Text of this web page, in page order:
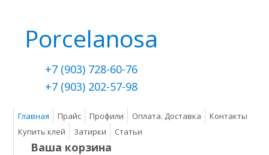
Porcelanosa
+7 (903) 728-60-76
+7 (903) 202-57-98
Главная Прайс Профили Оплата. Доставка
Контакты
Купить клей
Затирки Статьи
Ваша корзина